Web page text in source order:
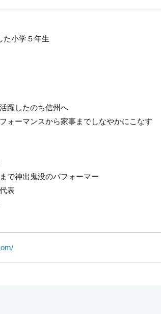
た小学５年生
躍したのち信州へ
ォーマンスから家事までしなやかにこなす
で神出鬼没のパフォーマー
表